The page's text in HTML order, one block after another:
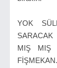
YOK
MIŞ MIŞ
FİŞMEKAN.